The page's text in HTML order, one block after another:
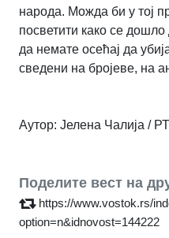
народа. Можда би у тој
посветити како се дошло
да немате осећај да
сведени на бројеве, на
Аутор: Јелена Чалија /
Поделите вест на
https://www.vostok.rs/
option=n&idnovost=144222